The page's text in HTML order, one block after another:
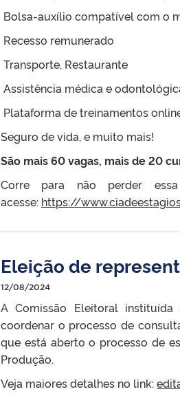
Bolsa-auxílio compatível com o
️ Recesso remunerado
Transporte, Restaurante
Assistência médica e
Plataforma de treinamentos
Seguro de vida, e muito mais!
São mais 60 vagas, mais de 20
Corre para não perder
acesse: https://
Eleição de
12/08/2024
A Comissão Eleitoral
coordenar o processo de
que está aberto o processo de
Produção.
Veja maiores detalhes no link: